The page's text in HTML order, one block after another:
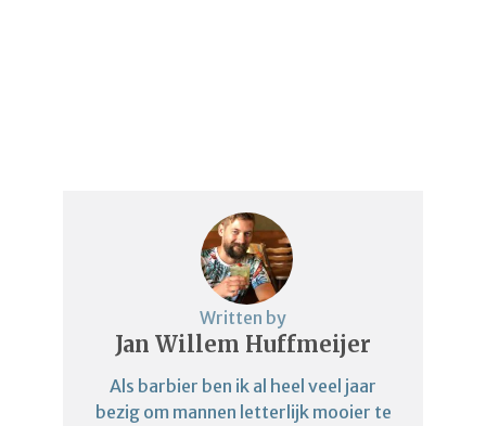
Written by
Jan Willem Huffmeijer
Als barbier ben ik al heel veel jaar
bezig om mannen letterlijk mooier te